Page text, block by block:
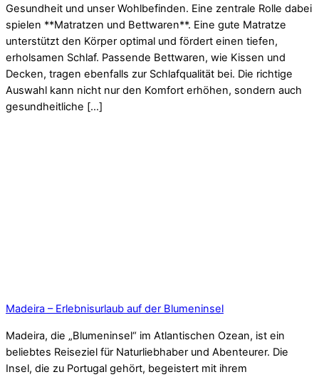
Gesundheit und unser Wohlbefinden. Eine zentrale Rolle dabei
spielen **Matratzen und Bettwaren**. Eine gute Matratze
unterstützt den Körper optimal und fördert einen tiefen,
erholsamen Schlaf. Passende Bettwaren, wie Kissen und
Decken, tragen ebenfalls zur Schlafqualität bei. Die richtige
Auswahl kann nicht nur den Komfort erhöhen, sondern auch
gesundheitliche […]
Madeira – Erlebnisurlaub auf der Blumeninsel
Madeira, die „Blumeninsel“ im Atlantischen Ozean, ist ein
beliebtes Reiseziel für Naturliebhaber und Abenteurer. Die
Insel, die zu Portugal gehört, begeistert mit ihrem